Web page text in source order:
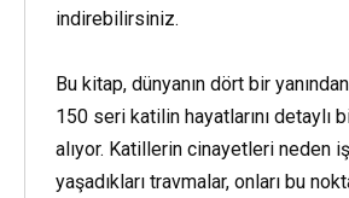
indirebilirsiniz.
Bu kitap, dünyanın dört bir
150 seri katilin hayatlarını detaylı
alıyor. Katillerin cinayetleri neden
yaşadıkları travmalar, onları bu